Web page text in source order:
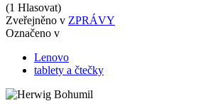
(1 Hlasovat)
Zveřejněno v ZPRÁVY
Označeno v
Lenovo
tablety a čtečky